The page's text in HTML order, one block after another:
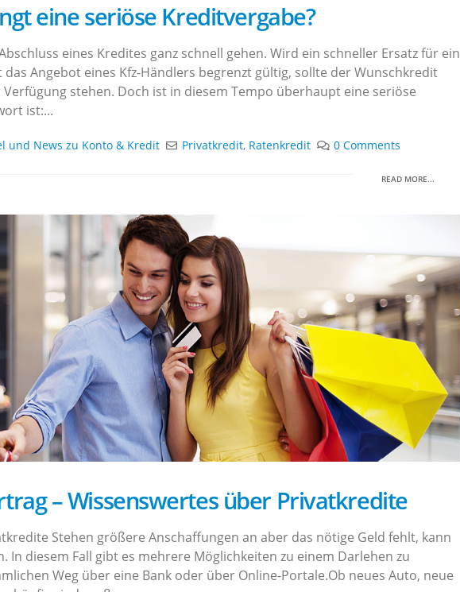
eine seriöse Kreditvergabe?
eines Kredites ganz schnell gehen. Wird ein schneller Ersatz für ein
Angebot eines Kfz-Händlers begrenzt gültig, sollte der Wunschkredit
stehen. Doch ist in diesem Tempo überhaupt eine seriöse
ist:...
und News zu Konto & Kredit Privatkredit, Ratenkredit 0 Comments
READ MORE...
– Wissenswertes über Privatkredite
Stehen größere Anschaffungen an aber das nötige Geld fehlt, kann
In diesem Fall gibt es mehrere Möglichkeiten zu einem Darlehen zu
Weg über eine Bank oder über Online-Portale.Ob neues Auto, neue